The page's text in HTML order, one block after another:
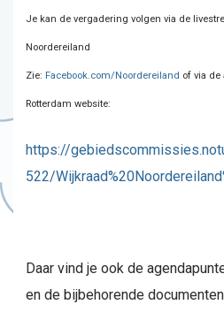
Je kan de vergadering volgen via de
Noordereiland
Zie: Facebook.com/Noordereiland of via de
Rotterdam website:
https://
522/
Daar vind je ook de
en de bijbehorende